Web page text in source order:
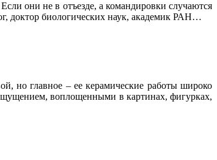
они не в отъезде, а командировки случаются
доктор биологических наук, академик РАН…
но главное – ее керамические работы широко
воплощенными в картинах, фигурках,